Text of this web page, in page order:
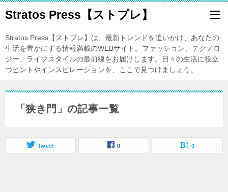
Stratos Press【ストプレ】
Stratos Press【ストプレ】は、最新トレンドを追いかけ、あなたの
生活を豊かにする情報満載のWEBサイト。ファッション、テクノロ
ジー、ライフスタイルの最前線をお届けします。日々の生活に役立
つヒントやインスピレーションを、ここで見つけましょう。
「狭き門」の記事一覧
Tweet 0 0